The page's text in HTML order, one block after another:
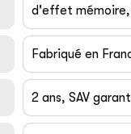
d'effet mémoire,
Fabriqué en
2 ans, SAV